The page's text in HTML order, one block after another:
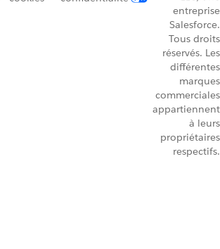
entreprise
Salesforce.
Tous droits
réservés. Les
différentes
marques
commerciales
appartiennent
à leurs
propriétaires
respectifs.